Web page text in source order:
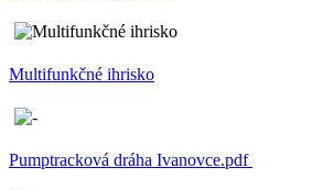
Multifunkčné ihrisko
Pumptracková dráha Ivanovce.pdf